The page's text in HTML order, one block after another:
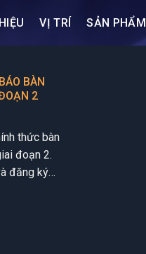
VỊ TRÍ SẢN PHẨM
BÀN
2
thức bàn
đoạn 2.
đăng ký
đoạn 2...